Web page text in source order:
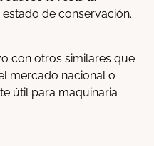
de conservación.
con otros similares que
mercado nacional o
útil para maquinaria